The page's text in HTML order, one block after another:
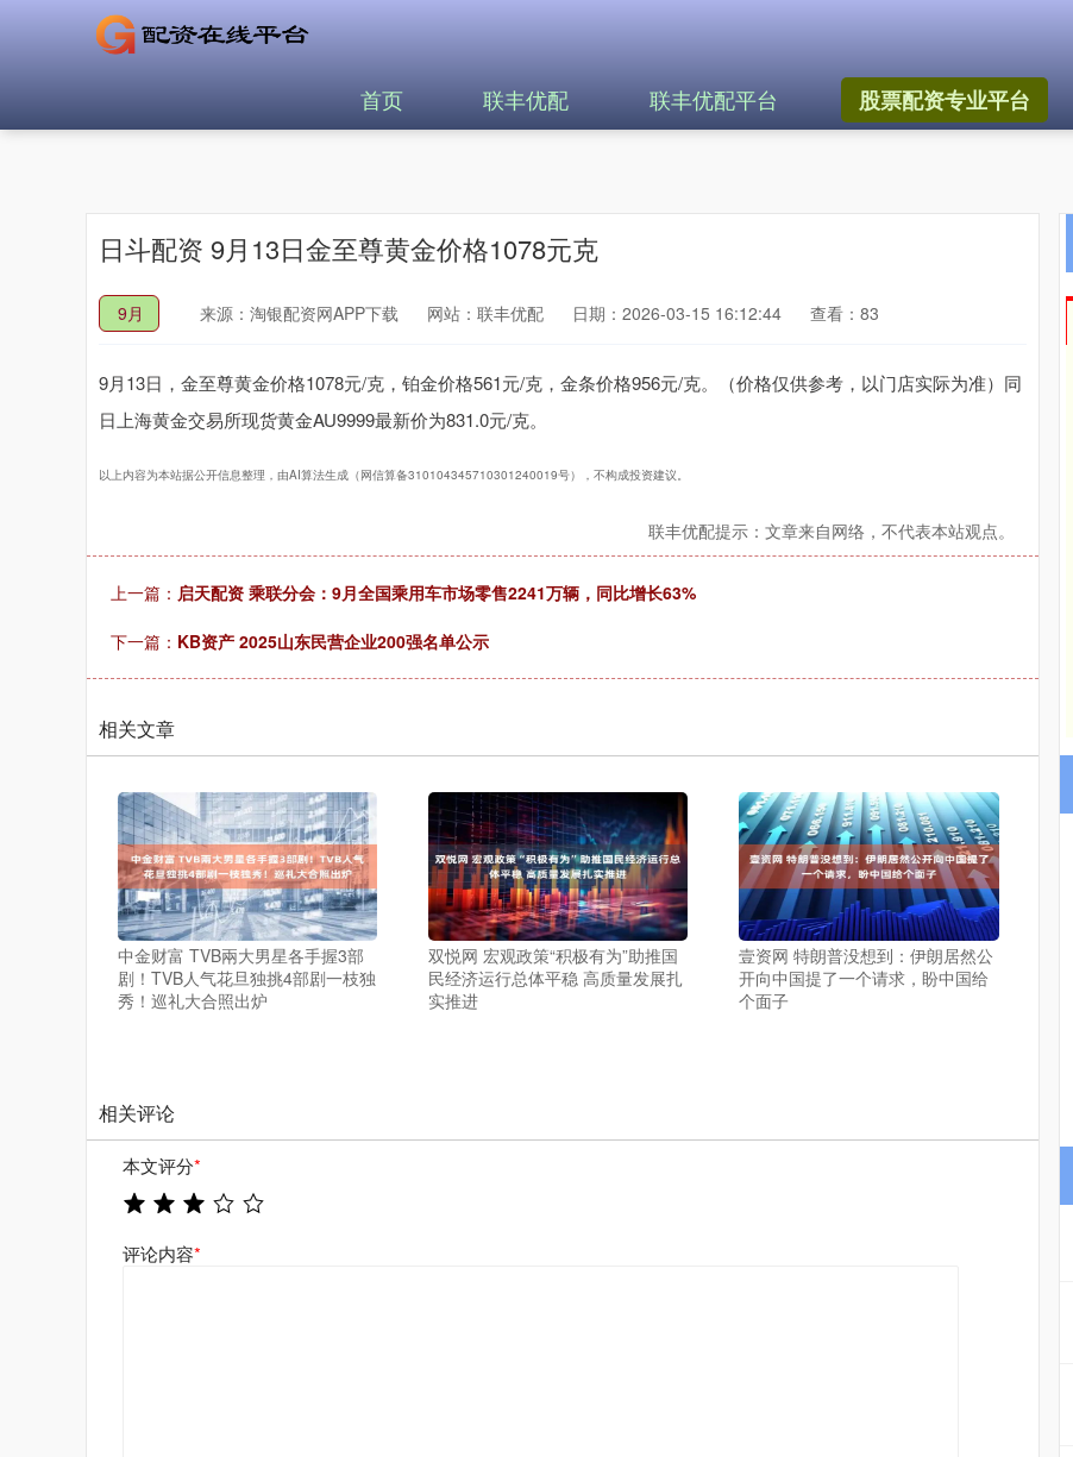
首页 联丰优配 联丰优配平台 股票配资专业平台
日斗配资 9月13日金至尊黄金价格1078元克
9月 来源：淘银配资网APP下载 网站：联丰优配 日期：2026-03-15 16:12:44 查看：83
9月13日，金至尊黄金价格1078元/克，铂金价格561元/克，金条价格956元/克。（价格仅供参考，以门店实际为准）同
日上海黄金交易所现货黄金AU9999最新价为831.0元/克。
以上内容为本站据公开信息整理，由AI算法生成（网信算备310104345710301240019号），不构成投资建议。
联丰优配提示：文章来自网络，不代表本站观点。
上一篇： 启天配资 乘联分会：9月全国乘用车市场零售2241万辆，同比增长63%
下一篇： KB资产 2025山东民营企业200强名单公示
相关文章
中金财富 TVB兩大男星各手握3部
剧！TVB人气花旦独挑4部剧一枝独
秀！巡礼大合照出炉
双悦网 宏观政策“积极有为”助推国
民经济运行总体平稳 高质量发展扎
实推进
壹资网 特朗普没想到：伊朗居然公
开向中国提了一个请求，盼中国给
个面子
相关评论
本文评分*
评论内容*
上证指数 3940.04 39.68 1.02% 深证成指 14311.01 200.89 1.42%